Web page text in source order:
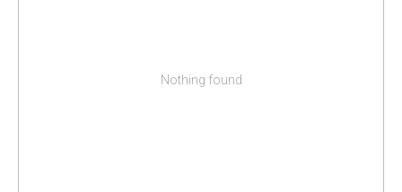
Nothing found